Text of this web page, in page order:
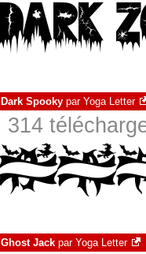
Dark Spooky par Yoga Letter
314
Ghost Jack par Yoga Letter